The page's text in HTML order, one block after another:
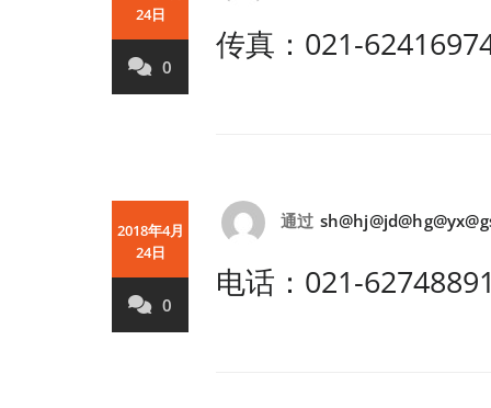
24日
0
传真：021-
2018年4月
24日
0
通过
电话：021-62748891